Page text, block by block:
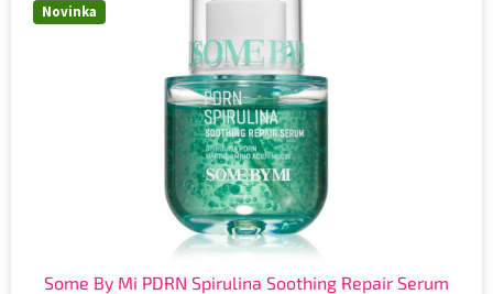
Novinka
Some By Mi PDRN Spirulina Soothing Repair Serum